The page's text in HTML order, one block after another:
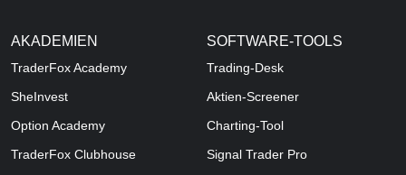
AKADEMIEN
TraderFox Academy
SheInvest
Option Academy
TraderFox Clubhouse
SOFTWARE-TOOLS
Trading-Desk
Aktien-Screener
Charting-Tool
Signal Trader Pro